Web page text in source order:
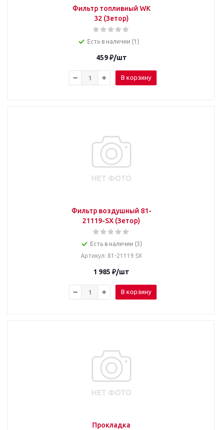
Фильтр топливный WK
32 (Зетор)
Есть в наличии (1)
459₽/шт
В корзину
Фильтр воздушный 81-
21119-SX (Зетор)
Есть в наличии (3)
Артикул: 81-21119 SX
1 985 ₽/шт
В корзину
Прокладка